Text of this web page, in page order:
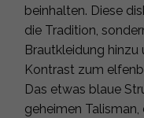
beinhalten. Diese
die Tradition,
Brautkleidung
Kontrast zum
Das etwas blaue
geheimen